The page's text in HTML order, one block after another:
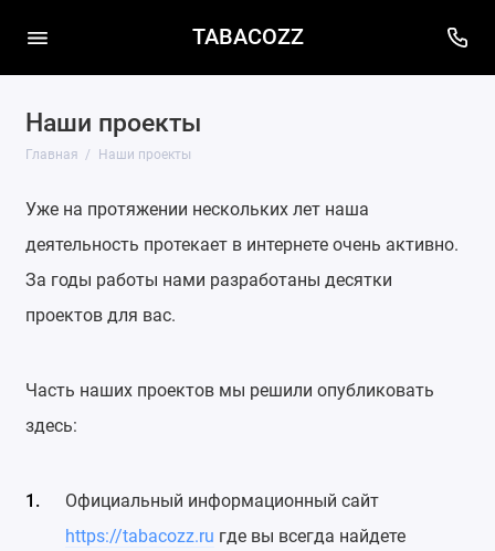
TABACOZZ
Наши проекты
Главная Наши проекты
Уже на протяжении нескольких лет наша
деятельность протекает в интернете очень активно.
За годы работы нами разработаны десятки
проектов для вас.
Часть наших проектов мы решили опубликовать
здесь:
Официальный информационный сайт
https://tabacozz.ru где вы всегда найдете